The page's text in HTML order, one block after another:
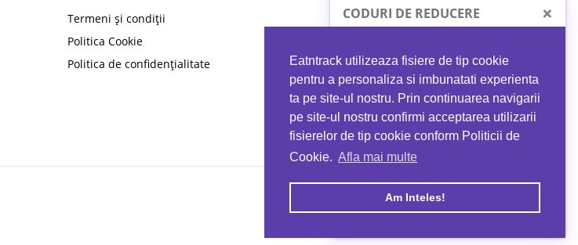
Eatntrack utilizeaza fisiere de tip cookie
pentru a personaliza si imbunatati experienta
ta pe site-ul nostru. Prin continuarea navigarii
pe site-ul nostru confirmi acceptarea utilizarii
fisierelor de tip cookie conform Politicii de
Cookie. Afla mai multe
Am Inteles!
Termeni și condiții
Politica Cookie
Politica de confidențialitate
CODURI DE REDUCERE ×
PROTO41
reducere la orice comandă
EATNTRACK
MYPROTEIN
Ai40%reducere la orice comandă
folosind codul EATTRACK